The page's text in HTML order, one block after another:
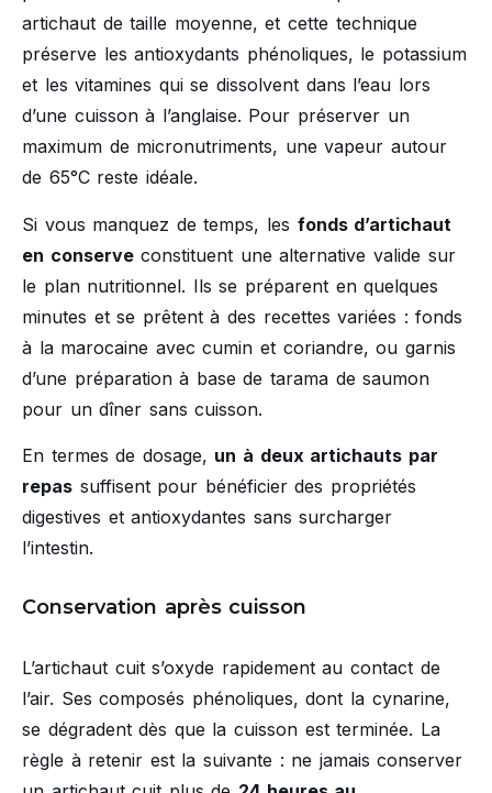
artichaut de taille moyenne, et cette technique
préserve les antioxydants phénoliques, le potassium
et les vitamines qui se dissolvent dans l’eau lors
d’une cuisson à l’anglaise. Pour préserver un
maximum de micronutriments, une vapeur autour
de 65°C reste idéale.
Si vous manquez de temps, les fonds d’artichaut
en conserveconstituent une alternative valide sur
le plan nutritionnel. Ils se préparent en quelques
minutes et se prêtent à des recettes variées : fonds
à la marocaine avec cumin et coriandre, ou garnis
d’une préparation à base de tarama de saumon
pour un dîner sans cuisson.
En termes de dosage, un à deux artichauts par
repas suffisent pour bénéficier des propriétés
digestives et antioxydantes sans surcharger
l’intestin.
Conservation après cuisson
L’artichaut cuit s’oxyde rapidement au contact de
l’air. Ses composés phénoliques, dont la cynarine,
se dégradent dès que la cuisson est terminée. La
règle à retenir est la suivante : ne jamais conserver